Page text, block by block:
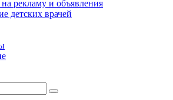
рекламу и объявления
детских врачей
Поиск